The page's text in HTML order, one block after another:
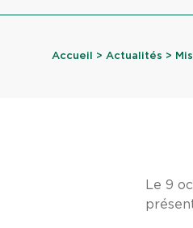
Accueil > Actualités >
Le 9